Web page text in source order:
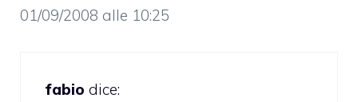
01/09/2008 alle 10:25
fabio dice: